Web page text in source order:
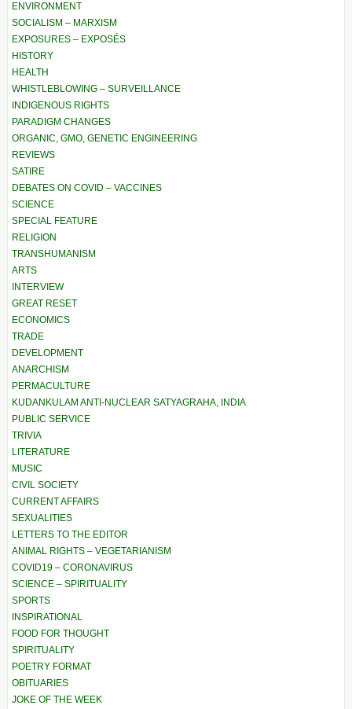
ENVIRONMENT
SOCIALISM – MARXISM
EXPOSURES – EXPOSÉS
HISTORY
HEALTH
WHISTLEBLOWING – SURVEILLANCE
INDIGENOUS RIGHTS
PARADIGM CHANGES
ORGANIC, GMO, GENETIC ENGINEERING
REVIEWS
SATIRE
DEBATES ON COVID – VACCINES
SCIENCE
SPECIAL FEATURE
RELIGION
TRANSHUMANISM
ARTS
INTERVIEW
GREAT RESET
ECONOMICS
TRADE
DEVELOPMENT
ANARCHISM
PERMACULTURE
KUDANKULAM ANTI-NUCLEAR SATYAGRAHA, INDIA
PUBLIC SERVICE
TRIVIA
LITERATURE
MUSIC
CIVIL SOCIETY
CURRENT AFFAIRS
SEXUALITIES
LETTERS TO THE EDITOR
ANIMAL RIGHTS – VEGETARIANISM
COVID19 – CORONAVIRUS
SCIENCE – SPIRITUALITY
SPORTS
INSPIRATIONAL
FOOD FOR THOUGHT
SPIRITUALITY
POETRY FORMAT
OBITUARIES
JOKE OF THE WEEK